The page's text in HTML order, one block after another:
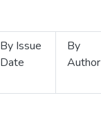
By Issue
Date
By
Author